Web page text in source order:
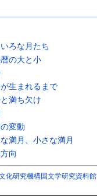
ろな月たち
の大と小
生まれるまで
満ち欠け
変動
満月、小さな満月
向
化研究機構国文学研究資料館